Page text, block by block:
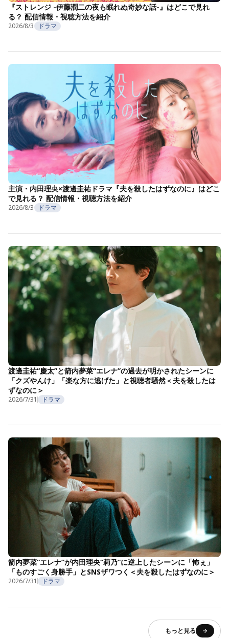
『ストレンジ -伊藤潤二の夜も眠れぬ奇妙な話-』はどこで見れ
る？ 配信情報・視聴方法を紹介
2026/8/3 ドラマ
主演・内田理央×渡邊圭祐ドラマ『夫を殺したはずなのに』はどこ
で見れる？ 配信情報・視聴方法を紹介
2026/8/3 ドラマ
渡邊圭祐“慶太”と箭内夢菜“エレナ”の過去が明かされたシーンに
「クズやんけ」「楽な方に逃げた」と視聴者騒然＜夫を殺したは
ずなのに＞
2026/7/31 ドラマ
箭内夢菜“エレナ”が内田理央“莉乃”に逆上したシーンに「怖ぇ」
「ものすごく身勝手」とSNSザワつく＜夫を殺したはずなのに＞
2026/7/31 ドラマ
もっと見る